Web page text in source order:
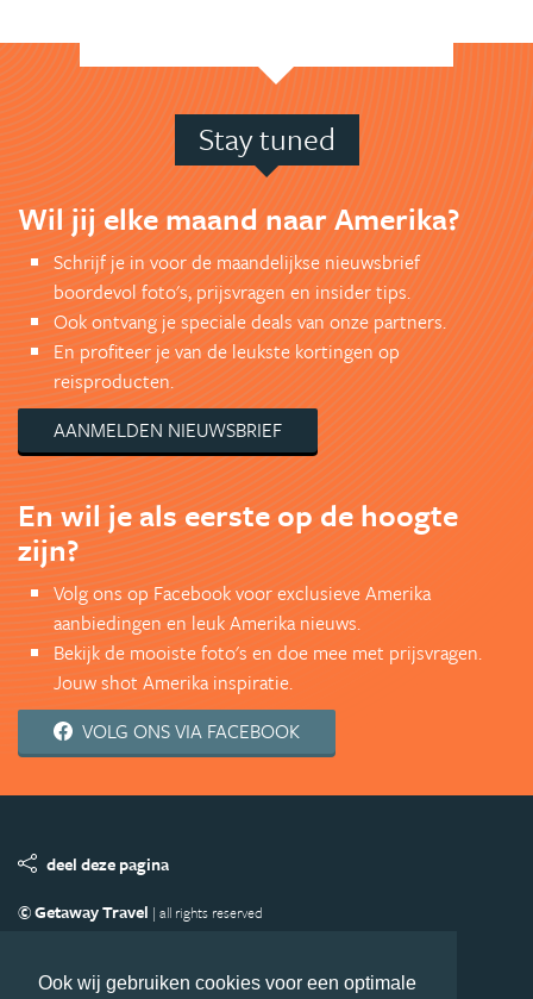
Ook wij gebruiken cookies voor een optimale
Stay tuned
Wil jij elke maand naar Amerika?
Schrijf je in voor de maandelijkse nieuwsbrief
boordevol foto's, prijsvragen en insider tips.
Ook ontvang je speciale deals van onze partners.
En profiteer je van de leukste kortingen op
reisproducten.
AANMELDEN NIEUWSBRIEF
En wil je als eerste op de hoogte
zijn?
Volg ons op Facebook voor exclusieve Amerika
aanbiedingen en leuk Amerika nieuws.
Bekijk de mooiste foto's en doe mee met prijsvragen.
Jouw shot Amerika inspiratie.
VOLG ONS VIA FACEBOOK
deel deze pagina
© Getaway Travel | all rights reserved
Copyright
Privacy statement Disclaimer Cookies